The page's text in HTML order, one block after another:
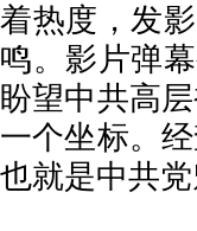
着热度，发
鸣。影片弹
盼望中共高
一个坐标。
也就是中共党